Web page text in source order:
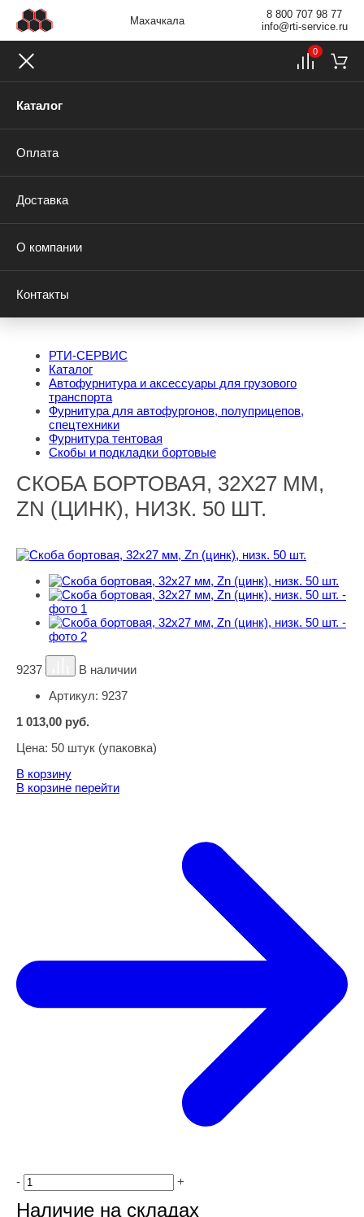
Махачкала
8 800 707 98 77
info@rti-service.ru
Каталог
Оплата
Доставка
О компании
Контакты
0
РТИ-СЕРВИС
Каталог
Автофурнитура и аксессуары для грузового
транспорта
Фурнитура для автофургонов, полуприцепов,
спецтехники
Фурнитура тентовая
Скобы и подкладки бортовые
СКОБА БОРТОВАЯ, 32Х27 ММ,
ZN (ЦИНК), НИЗК. 50 ШТ.
9237
В наличии
Артикул: 9237
1 013,00 руб.
Цена: 50 штук (упаковка)
В корзину
В корзине перейти
- +
Наличие на складах